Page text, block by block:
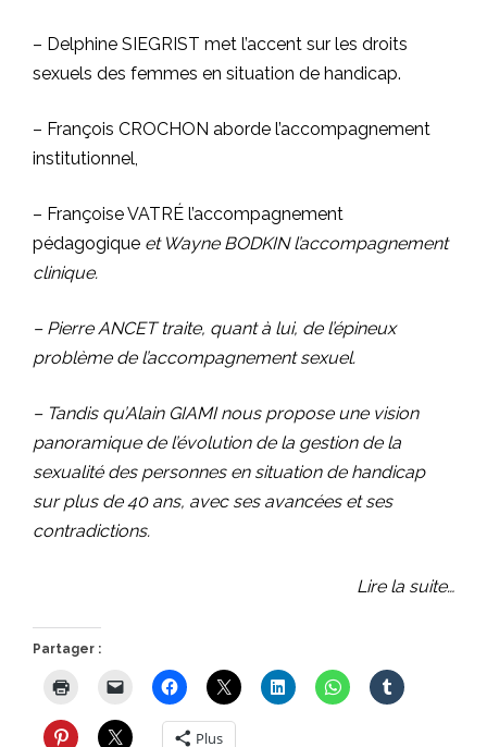
– Delphine SIEGRIST met l’accent sur les droits
sexuels des femmes en situation de handicap.
– François CROCHON aborde l’accompagnement
institutionnel,
– Françoise VATRÉ l’accompagnement
pédagogique et Wayne BODKIN l’accompagnement
clinique.
– Pierre ANCET traite, quant à lui, de l’épineux
problème de l’accompagnement sexuel.
– Tandis qu’Alain GIAMI nous propose une vision
panoramique de l’évolution de la gestion de la
sexualité des personnes en situation de handicap
sur plus de 40 ans, avec ses avancées et ses
contradictions.
Lire la suite…
Partager :
Plus